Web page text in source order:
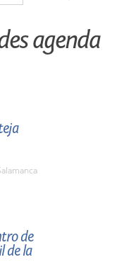
agenda
de
de la